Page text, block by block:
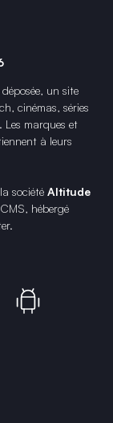
déposée, un site
cinémas, séries
marques et
à leurs
société Altitude
hébergé
.